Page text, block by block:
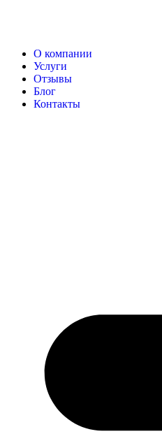
О компании
Услуги
Отзывы
Блог
Контакты